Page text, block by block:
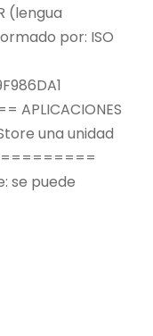
(lengua
por: ISO
APLICACIONES
una unidad
=========
se puede